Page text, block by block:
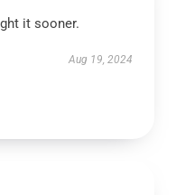
it sooner.
Aug 19, 2024